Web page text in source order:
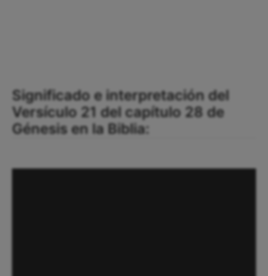
Significado e interpretación del
Versículo 21 del capítulo 28 de
Génesis en la Biblia: